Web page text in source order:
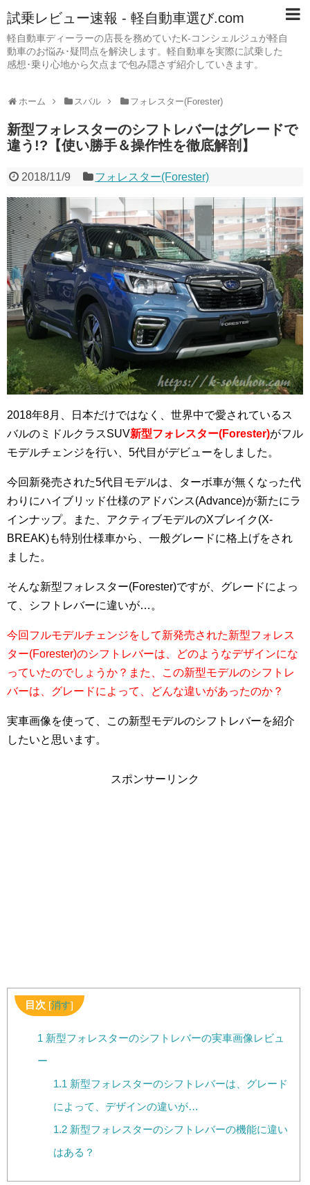
試乗レビュー速報 - 軽自動車選び.com
軽自動車ディーラーの店長を務めていたK-コンシェルジュが軽自
動車のお悩み･疑問点を解決します。軽自動車を実際に試乗した
感想･乗り心地から欠点まで包み隠さず紹介していきます。
ホーム スバル フォレスター(Forester)
新型フォレスターのシフトレバーはグレードで
違う!?【使い勝手＆操作性を徹底解剖】
2018/11/9 フォレスター(Forester)
2018年8月、日本だけではなく、世界中で愛されているス
バルのミドルクラスSUV新型フォレスター(Forester)がフル
モデルチェンジを行い、5代目がデビューをしました。
今回新発売された5代目モデルは、ターボ車が無くなった代
わりにハイブリッド仕様のアドバンス(Advance)が新たにラ
インナップ。また、アクティブモデルのXブレイク(X-
BREAK)も特別仕様車から、一般グレードに格上げをされ
ました。
そんな新型フォレスター(Forester)ですが、グレードによっ
て、シフトレバーに違いが…。
今回フルモデルチェンジをして新発売された新型フォレス
ター(Forester)のシフトレバーは、どのようなデザインにな
っていたのでしょうか？また、この新型モデルのシフトレ
バーは、グレードによって、どんな違いがあったのか？
実車画像を使って、この新型モデルのシフトレバーを紹介
したいと思います。
スポンサーリンク
目次 [消す]
1 新型フォレスターのシフトレバーの実車画像レビュ
ー
1.1 新型フォレスターのシフトレバーは、グレード
によって、デザインの違いが…
1.2 新型フォレスターのシフトレバーの機能に違い
はある？